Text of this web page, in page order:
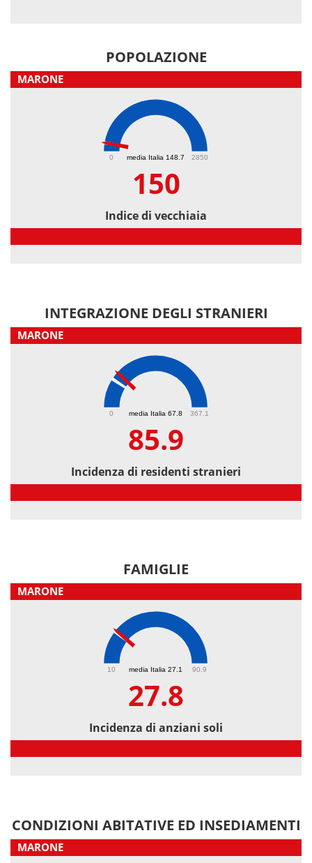
POPOLAZIONE
MARONE
media Italia 148.7
0 2850
150
Indice di vecchiaia
INTEGRAZIONE DEGLI STRANIERI
MARONE
media Italia 67.8
0 367.1
85.9
Incidenza di residenti stranieri
FAMIGLIE
MARONE
media Italia 27.1
10 90.9
27.8
Incidenza di anziani soli
CONDIZIONI ABITATIVE ED INSEDIAMENTI
MARONE